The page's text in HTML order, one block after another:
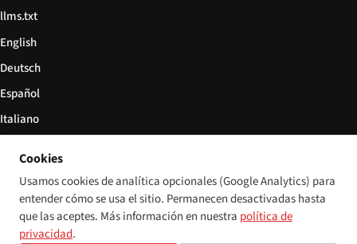
llms.txt
English
Deutsch
Español
Italiano
Cookies
Usamos cookies de analítica opcionales (Google Analytics) para
entender cómo se usa el sitio. Permanecen desactivadas hasta
que las aceptes. Más información en nuestra política de
privacidad.